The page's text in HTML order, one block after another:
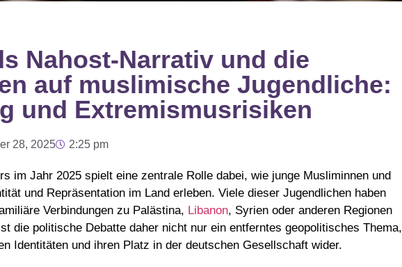
Nahost-Narrativ und die
auf muslimische Jugendliche:
und Extremismusrisiken
28, 2025 2:25 pm
im Jahr 2025 spielt eine zentrale Rolle dabei, wie junge Musliminnen und
und Repräsentation im Land erleben. Viele dieser Jugendlichen haben
Verbindungen zu Palästina, Libanon, Syrien oder anderen Regionen
die politische Debatte daher nicht nur ein entferntes geopolitisches Thema,
Identitäten und ihren Platz in der deutschen Gesellschaft wider.